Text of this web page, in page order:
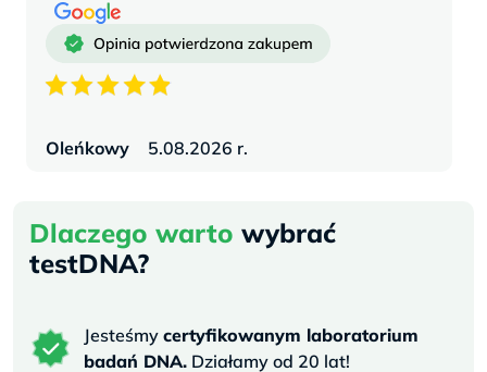
Oleńkowy 5.08.2026 r.
Dlaczego warto wybrać
testDNA?
Jesteśmycertyfikowanym laboratorium
badań DNA. Działamy od 20 lat!